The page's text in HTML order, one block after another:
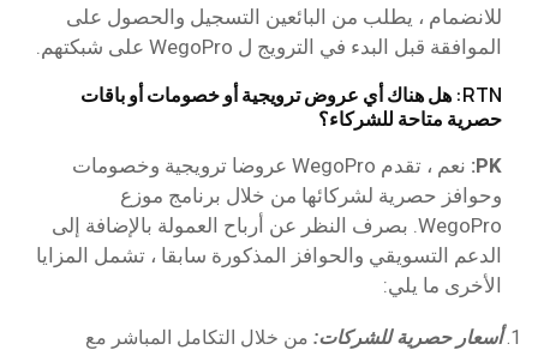
للانضمام ، يطلب من البائعين التسجيل والحصول على
الموافقة قبل البدء في الترويج ل WegoPro على شبكتهم.
RTN: هل هناك أي عروض ترويجية أو خصومات أو باقات
حصرية متاحة للشركاء؟
PK:
نعم ، تقدم WegoPro عروضا ترويجية وخصومات
وحوافز حصرية لشركائها من خلال برنامج موزع
WegoPro. بصرف النظر عن أرباح العمولة بالإضافة إلى
الدعم التسويقي والحوافز المذكورة سابقا ، تشمل المزايا
الأخرى ما يلي:
أسعار حصرية للشركات: من خلال التكامل المباشر مع